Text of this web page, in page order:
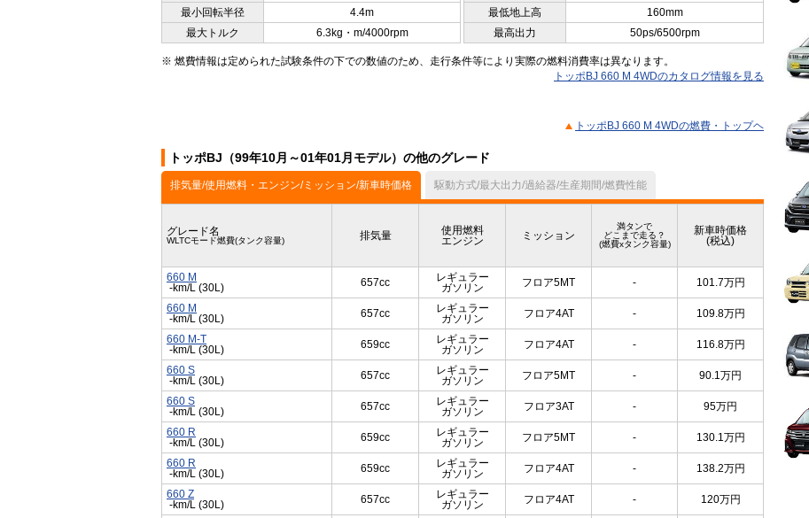
最小回転半径
4.4m 最低地上高
160mm
最大トルク
6.3kg・m/4000rpm 最高出力 50ps/6500rpm
※ 燃費情報は定められた試験条件の下での数値のため、走行条件等により実際の燃料消費率は異なります。
トッポBJ 660 M 4WDのカタログ情報を見る
トッポBJ 660 M 4WDの燃費・トップヘ
トッポBJ（99年10月～01年01月モデル）の他のグレード
排気量/使用燃料・エンジン/ミッション/新車時価格 駆動方式/最大出力/過給器/生産期間/燃費性能
グレード名
WLTCモード燃費(タンク容量) 排気量
使用燃料
エンジン
ミッション
満タンで
どこまで走る？
(燃費xタンク容量)
新車時価格
(税込)
660 M
-km/L (30L)
657cc
レギュラー
ガソリン
フロア5MT - 101.7万円
660 M
-km/L (30L)
657cc
レギュラー
ガソリン
フロア4AT - 109.8万円
660 M-T
-km/L (30L)
659cc
レギュラー
ガソリン
フロア4AT - 116.8万円
660 S
-km/L (30L)
657cc
レギュラー
ガソリン
フロア5MT - 90.1万円
660 S
-km/L (30L)
657cc
レギュラー
ガソリン
フロア3AT - 95万円
660 R
-km/L (30L)
659cc
レギュラー
ガソリン
フロア5MT - 130.1万円
660 R
-km/L (30L)
659cc
レギュラー
ガソリン
フロア4AT - 138.2万円
660 Z
-km/L (30L)
657cc
レギュラー
ガソリン
フロア4AT - 120万円